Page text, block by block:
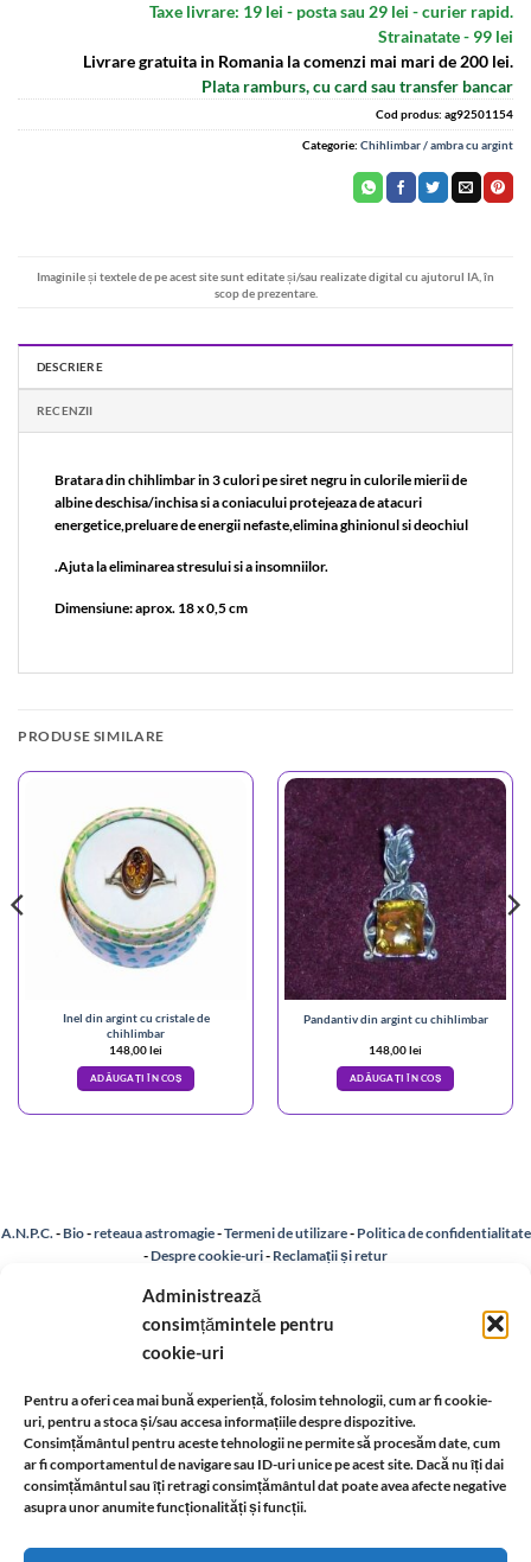
Administrează
consimțămintele pentru
cookie-uri
Pentru a oferi cea mai bună experiență, folosim tehnologii, cum ar fi cookie-
uri, pentru a stoca și/sau accesa informațiile despre dispozitive.
Consimțământul pentru aceste tehnologii ne permite să procesăm date, cum
ar fi comportamentul de navigare sau ID-uri unice pe acest site. Dacă nu îți dai
consimțământul sau îți retragi consimțământul dat poate avea afecte negative
asupra unor anumite funcționalități și funcții.
Taxe livrare: 19 lei - posta sau 29 lei - curier rapid.
Strainatate - 99 lei
Livrare gratuita in Romania la comenzi mai mari de 200 lei.
Plata ramburs, cu card sau transfer bancar
Cod produs: ag92501154
Categorie: Chihlimbar / ambra cu argint
Imaginile și textele de pe acest site sunt editate și/sau realizate digital cu ajutorul IA, în
scop de prezentare.
DESCRIERE
RECENZII
Bratara din chihlimbar in 3 culori pe siret negru in culorile mierii de
albine deschisa/inchisa si a coniacului protejeaza de atacuri
energetice,preluare de energii nefaste,elimina ghinionul si deochiul
.Ajuta la eliminarea stresului si a insomniilor.
Dimensiune: aprox. 18 x 0,5 cm
PRODUSE SIMILARE
Inel din argint cu cristale de
chihlimbar
148,00lei
ADĂUGAȚI ÎN COȘ
Pandantiv din argint cu chihlimbar
148,00lei
ADĂUGAȚI ÎN COȘ
A.N.P.C. -Bio-reteaua astromagie-Termeni de utilizare- Politica de confidentialitate
-Despre cookie-uri- Reclamații și retur
Politica de rezolvare a reclamatiilor -
Informatii legale: